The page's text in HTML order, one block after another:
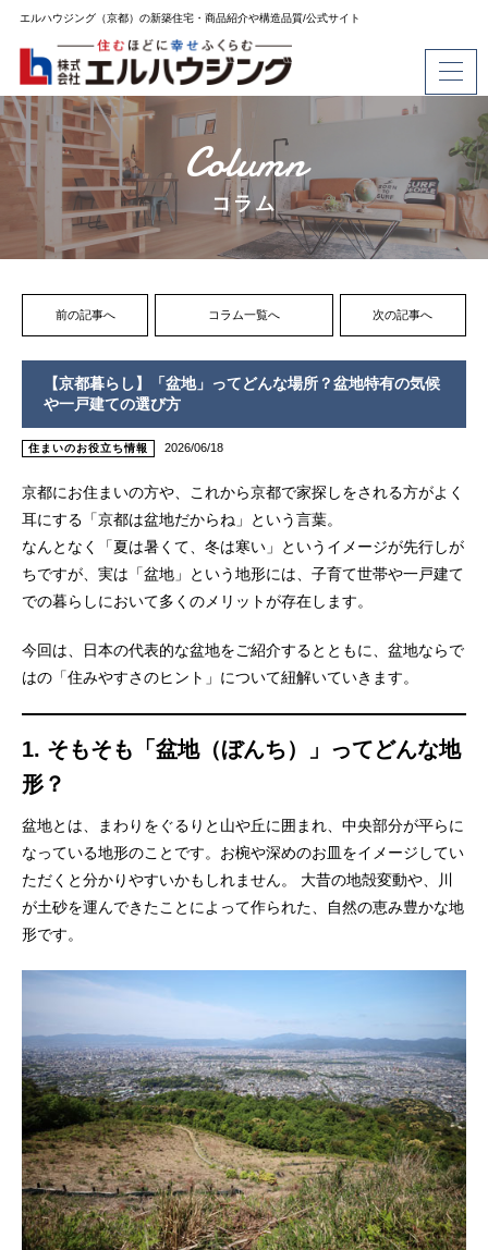
エルハウジング（京都）の新築住宅・商品紹介や構造品質/公式サイト
Column
コラム
前の記事へ コラム一覧へ 次の記事へ
【京都暮らし】「盆地」ってどんな場所？盆地特有の気候
や一戸建ての選び方
住まいのお役立ち情報 2026/06/18
京都にお住まいの方や、これから京都で家探しをされる方がよく
耳にする「京都は盆地だからね」という言葉。
なんとなく「夏は暑くて、冬は寒い」というイメージが先行しが
ちですが、実は「盆地」という地形には、子育て世帯や一戸建て
での暮らしにおいて多くのメリットが存在します。
今回は、日本の代表的な盆地をご紹介するとともに、盆地ならで
はの「住みやすさのヒント」について紐解いていきます。
1. そもそも「盆地（ぼんち）」ってどんな地
形？
盆地とは、まわりをぐるりと山や丘に囲まれ、中央部分が平らに
なっている地形のことです。お椀や深めのお皿をイメージしてい
ただくと分かりやすいかもしれません。 大昔の地殻変動や、川
が土砂を運んできたことによって作られた、自然の恵み豊かな地
形です。